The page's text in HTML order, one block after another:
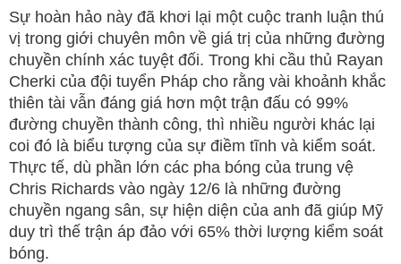
Sự hoàn hảo này đã khơi lại một cuộc tranh luận thú
vị trong giới chuyên môn về giá trị của những đường
chuyền chính xác tuyệt đối. Trong khi cầu thủ Rayan
Cherki của đội tuyển Pháp cho rằng vài khoảnh khắc
thiên tài vẫn đáng giá hơn một trận đấu có 99%
đường chuyền thành công, thì nhiều người khác lại
coi đó là biểu tượng của sự điềm tĩnh và kiểm soát.
Thực tế, dù phần lớn các pha bóng của trung vệ
Chris Richards vào ngày 12/6 là những đường
chuyền ngang sân, sự hiện diện của anh đã giúp Mỹ
duy trì thế trận áp đảo với 65% thời lượng kiểm soát
bóng.